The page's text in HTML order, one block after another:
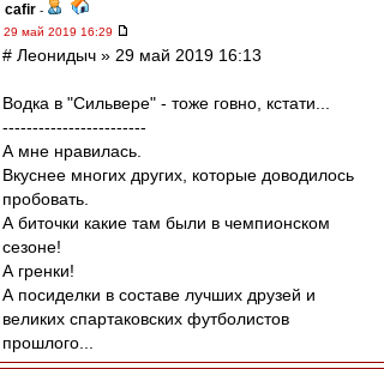
cafir -
29 май 2019 16:29
# Леонидыч » 29 май 2019 16:13
Водка в "Сильвере" - тоже говно, кстати...
------------------------
А мне нравилась.
Вкуснее многих других, которые доводилось
пробовать.
А биточки какие там были в чемпионском
сезоне!
А гренки!
А посиделки в составе лучших друзей и
великих спартаковских футболистов
прошлого...